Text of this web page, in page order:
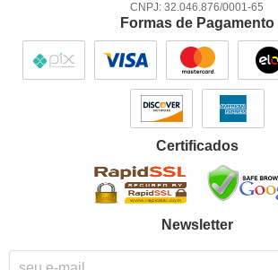
CNPJ: 32.046.876/0001-65
Formas de Pagamento
Certificados
Newsletter